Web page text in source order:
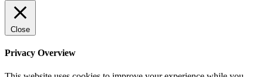
Close
Privacy Overview